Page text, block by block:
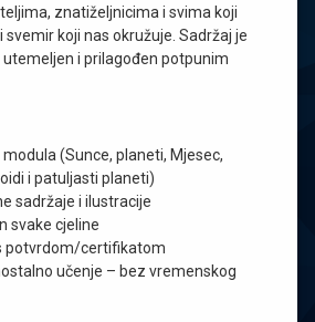
znatiželjnicima i svima koji
koji nas okružuje. Sadržaj je
i prilagođen potpunim
(Sunce, planeti, Mjesec,
i patuljasti planeti)
sadržaje i ilustracije
svake cjeline
potvrdom/certifikatom
učenje – bez vremenskog